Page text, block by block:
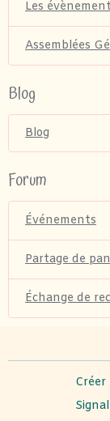
Les
Assemblées
Blog
Blog
Forum
Événements
Partage de
Échange de